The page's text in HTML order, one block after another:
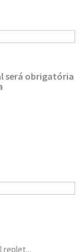
será obrigatória
replet...